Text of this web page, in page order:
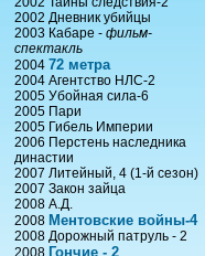
2002 Дневник убийцы
2003 Кабаре - фильм-
спектакль
2004 72 метра
2004 Агентство НЛС-2
2005 Убойная сила-6
2005 Пари
2005 Гибель Империи
2006 Перстень наследника
династии
2007 Литейный, 4 (1-й сезон)
2007 Закон зайца
2008 А.Д.
2008 Ментовские войны-4
2008 Дорожный патруль - 2
2008 Гончие - 2